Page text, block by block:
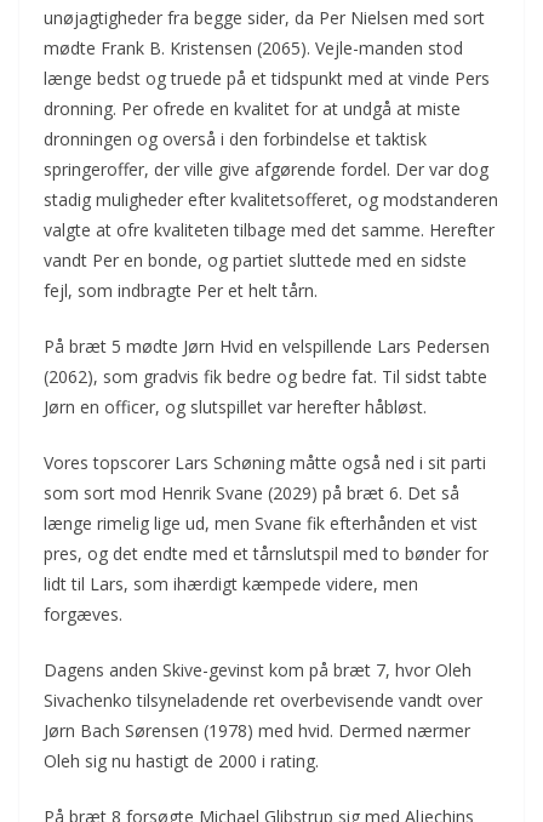
unøjagtigheder fra begge sider, da Per Nielsen med sort
mødte Frank B. Kristensen (2065). Vejle-manden stod
længe bedst og truede på et tidspunkt med at vinde Pers
dronning. Per ofrede en kvalitet for at undgå at miste
dronningen og overså i den forbindelse et taktisk
springeroffer, der ville give afgørende fordel. Der var dog
stadig muligheder efter kvalitetsofferet, og modstanderen
valgte at ofre kvaliteten tilbage med det samme. Herefter
vandt Per en bonde, og partiet sluttede med en sidste
fejl, som indbragte Per et helt tårn.
På bræt 5 mødte Jørn Hvid en velspillende Lars Pedersen
(2062), som gradvis fik bedre og bedre fat. Til sidst tabte
Jørn en officer, og slutspillet var herefter håbløst.
Vores topscorer Lars Schøning måtte også ned i sit parti
som sort mod Henrik Svane (2029) på bræt 6. Det så
længe rimelig lige ud, men Svane fik efterhånden et vist
pres, og det endte med et tårnslutspil med to bønder for
lidt til Lars, som ihærdigt kæmpede videre, men
forgæves.
Dagens anden Skive-gevinst kom på bræt 7, hvor Oleh
Sivachenko tilsyneladende ret overbevisende vandt over
Jørn Bach Sørensen (1978) med hvid. Dermed nærmer
Oleh sig nu hastigt de 2000 i rating.
På bræt 8 forsøgte Michael Glibstrup sig med Aljechins